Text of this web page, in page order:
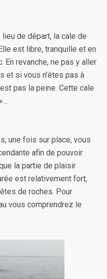
lieu de départ, la cale de
est libre, tranquille et en
En revanche, ne pas y aller
et si vous n’êtes pas à
pas la peine. Cette cale
une fois sur place, vous
afin de pouvoir
la partie de plaisir
est relativement fort,
de roches. Pour
vous comprendrez le